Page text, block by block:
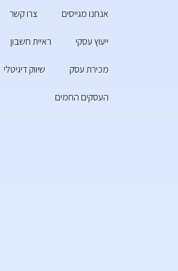
צרו קשר אנחנו מגייסים
ראיית חשבון ייעוץ עסקי
שיווק דיגיטלי מכירת עסק
העסקים החמים